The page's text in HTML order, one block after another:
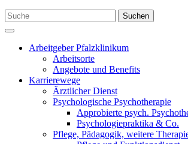
Suchen
Arbeitgeber Pfalzklinikum
Arbeitsorte
Angebote und Benefits
Karrierewege
Ärztlicher Dienst
Psychologische Psychotherapie
Approbierte psych.
Psychologiepraktika & Co.
Pflege, Pädagogik, weitere